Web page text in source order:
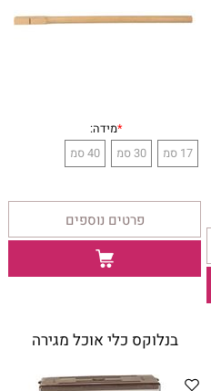
פרטים נוספים
בנלוקס כלי אוכל מגירה